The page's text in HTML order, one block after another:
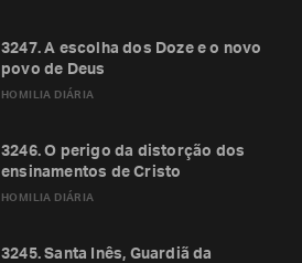
HOMILIA DIÁRIA
3247. A escolha dos Doze e o novo
povo de Deus
HOMILIA DIÁRIA
3246. O perigo da distorção dos
ensinamentos de Cristo
3245. Santa Inês, Guardiã da